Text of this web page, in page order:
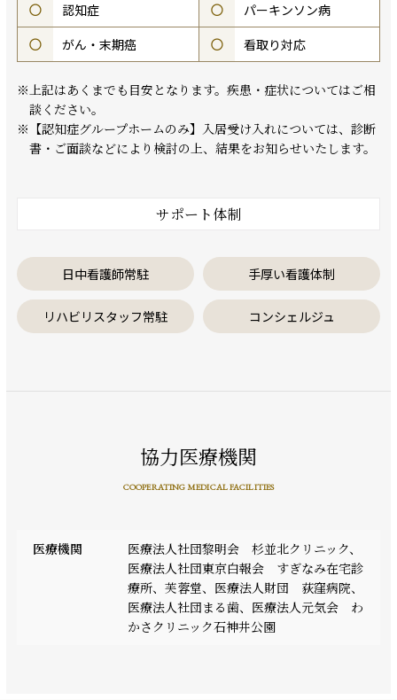
○
認知症 ○
パーキンソン病
○
がん・末期癌 ○ 看取り対応
※上記はあくまでも目安となります。疾患・症状についてはご相
談ください。
※【認知症グループホームのみ】入居受け入れについては、診断
書・ご面談などにより検討の上、結果をお知らせいたします。
サポート体制
日中看護師常駐 手厚い看護体制
リハビリスタッフ常駐 コンシェルジュ
協力医療機関
COOPERATING MEDICAL FACILITIES
医療機関
医療法人社団黎明会 杉並北クリニック、
医療法人社団東京白報会 すぎなみ在宅診
療所、芙蓉堂、医療法人財団 荻窪病院、
医療法人社団まる歯、医療法人元気会 わ
かさクリニック石神井公園